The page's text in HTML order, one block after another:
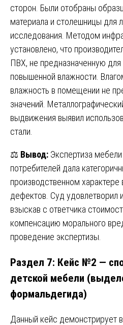
сторон. Были отобраны
материала и столешницы для
исследования. Методом
установлено, что
ПВХ, не предназначенную для
повышенной влажности.
влажность в помещении не
значений.
выдвижения выявил
стали.
⚖️ Вывод: Экспертиза
потребителей дала
производственном
дефектов. Суд удовлетворил
взыскав с ответчика
компенсацию морального
проведение экспертизы.
Раздел 7: Кейс №2 —
детской мебели
формальдегида)
Данный кейс демонстрирует